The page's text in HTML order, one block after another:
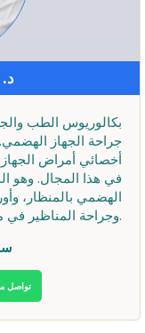
بكالوريوس الطب
جراحة الجهاز
في هذا المجال. وهو
الهضمي بالمنظار،
وجراحة المناظير في مستشفى فورتيس، شاليمار باغ، دلهي.
تواصل